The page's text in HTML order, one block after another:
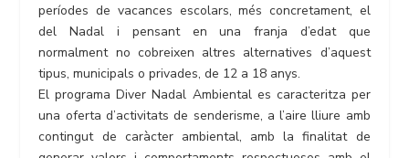
períodes de vacances escolars, més concretament, el
del Nadal i pensant en una franja d’edat que
normalment no cobreixen altres alternatives d’aquest
tipus, municipals o privades, de 12 a 18 anys.
El programa Diver Nadal Ambiental es caracteritza per
una oferta d’activitats de senderisme, a l’aire lliure amb
contingut de caràcter ambiental, amb la finalitat de